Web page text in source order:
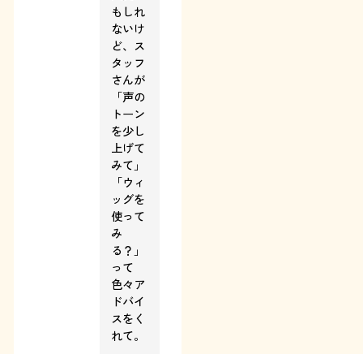
もしれ
ないけ
ど、ス
タッフ
さんが
「声の
トーン
を少し
上げて
みて」
「ウィ
ッグを
使って
み
る？」
って
色々ア
ドバイ
スをく
れて。